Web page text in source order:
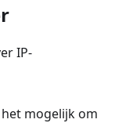
IP-
mogelijk om